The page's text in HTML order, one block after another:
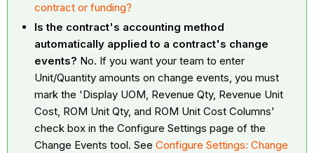
contract or funding?
Is the contract's accounting method
automatically applied to a contract's change
events? No. If you want your team to enter
Unit/Quantity amounts on change events, you must
mark the 'Display UOM, Revenue Qty, Revenue Unit
Cost, ROM Unit Qty, and ROM Unit Cost Columns'
check box in the Configure Settings page of the
Change Events tool. SeeConfigure Settings: Change